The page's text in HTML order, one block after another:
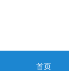
首页